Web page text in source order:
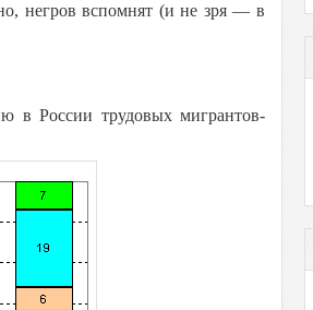
негров вспомнят (и не зря — в
в России трудовых мигрантов-